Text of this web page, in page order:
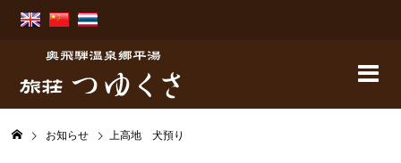
お知らせ 上高地 犬預り